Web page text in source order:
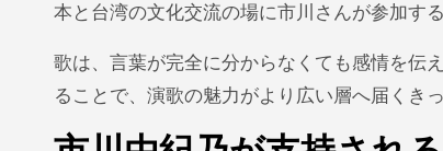
本と台湾の文化交流の場に市川さんが参加す
歌は、言葉が完全に分からなくても感情を伝
ることで、演歌の魅力がより広い層へ届くき